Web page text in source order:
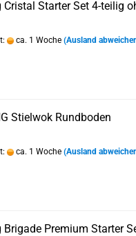
Cristal Starter Set 4-teilig
ca. 1 Woche (Ausland
Stielwok Rundboden
ca. 1 Woche (Ausland
Brigade Premium Starter